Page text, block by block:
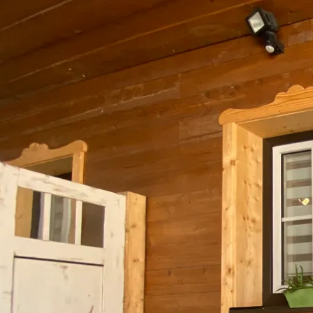
Wandern & Gipfelglück
Radfahren &
Mountainbiken
Chiemsee &
Aktivitäten für die Familie
Golfen
&
Orte